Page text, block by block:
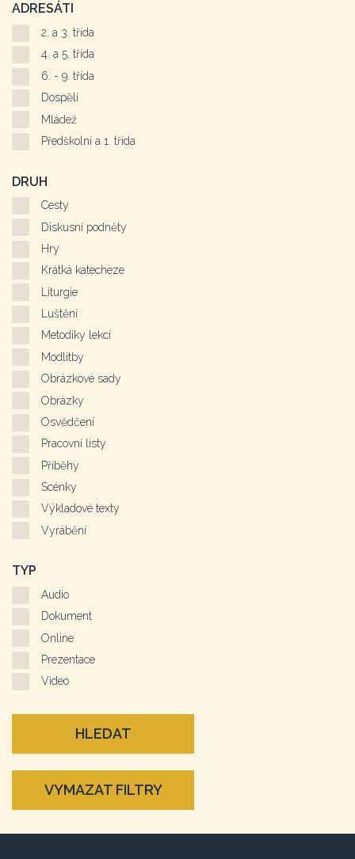
ADRESÁTI
2. a 3. třída
4. a 5. třída
6. - 9. třída
Dospělí
Mládež
Předškolní a 1. třída
DRUH
Cesty
Diskusní podněty
Hry
Krátká katecheze
Liturgie
Luštění
Metodiky lekcí
Modlitby
Obrázkové sady
Obrázky
Osvědčení
Pracovní listy
Příběhy
Scénky
Výkladové texty
Vyrábění
TYP
Audio
Dokument
Online
Prezentace
Video
HLEDAT
VYMAZAT FILTRY